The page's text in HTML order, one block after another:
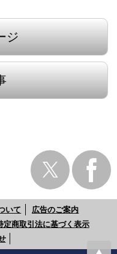
ジ
いて
広告のご案内
定商取引法に基づく表示